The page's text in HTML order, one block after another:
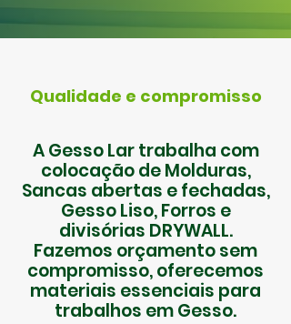
Qualidade e compromisso
A Gesso Lar trabalha com
colocação de Molduras,
Sancas abertas e fechadas,
Gesso Liso, Forros e
divisórias DRYWALL.
Fazemos orçamento sem
compromisso, oferecemos
materiais essenciais para
trabalhos em Gesso.